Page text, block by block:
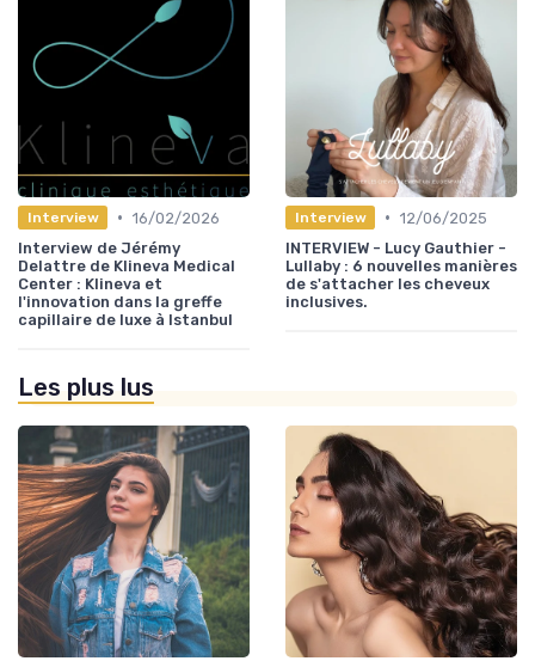
Interview • 16/02/2026
Interview de Jérémy
Delattre de Klineva Medical
Center : Klineva et
l'innovation dans la greffe
capillaire de luxe à Istanbul
Interview • 12/06/2025
INTERVIEW - Lucy Gauthier -
Lullaby : 6 nouvelles manières
de s'attacher les cheveux
inclusives.
Les plus lus